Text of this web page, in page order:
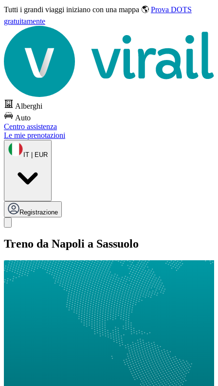
Tutti i grandi viaggi iniziano con una mappa 🌎 Prova DOTS
gratuitamente
Alberghi
Auto
Centro assistenza
Le mie prenotazioni
IT | EUR
Registrazione
Treno da Napoli a Sassuolo